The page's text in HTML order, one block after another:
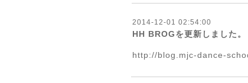
2014-12-01 02:54:00
HH BROGを更新しました。
http://blog.mjc-dance-